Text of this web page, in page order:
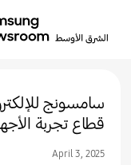
سامسونج
قطاع تجربة
April 3, 2025